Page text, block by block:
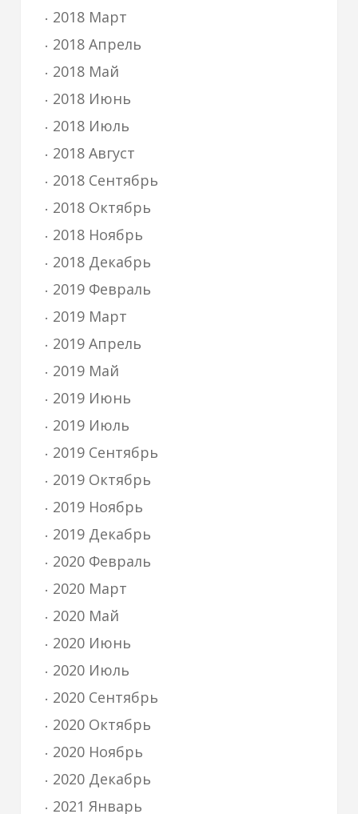
2018 Март
2018 Апрель
2018 Май
2018 Июнь
2018 Июль
2018 Август
2018 Сентябрь
2018 Октябрь
2018 Ноябрь
2018 Декабрь
2019 Февраль
2019 Март
2019 Апрель
2019 Май
2019 Июнь
2019 Июль
2019 Сентябрь
2019 Октябрь
2019 Ноябрь
2019 Декабрь
2020 Февраль
2020 Март
2020 Май
2020 Июнь
2020 Июль
2020 Сентябрь
2020 Октябрь
2020 Ноябрь
2020 Декабрь
2021 Январь